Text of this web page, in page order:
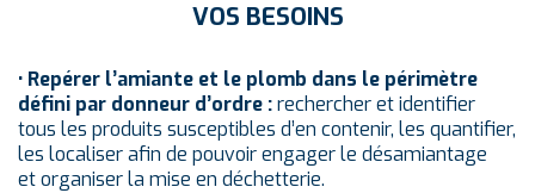
VOS BESOINS
• Repérer l’amiante et le plomb dans le périmètre
défini par donneur d’ordre :rechercher et identifier
tous les produits susceptibles d’en contenir, les quantifier,
les localiser afin de pouvoir engager le désamiantage
et organiser la mise en déchetterie.